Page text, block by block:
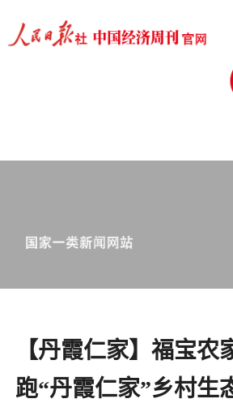
【丹霞仁家】福宝农
跑“丹霞仁家”乡村生